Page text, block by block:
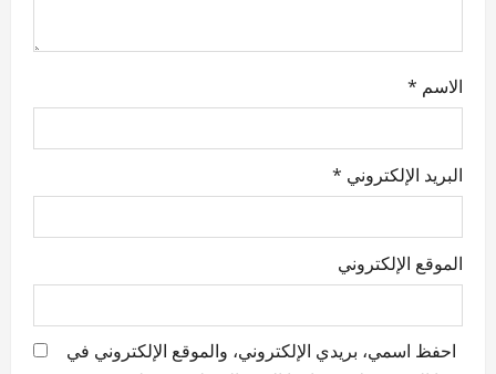
الاسم *
البريد الإلكتروني *
الموقع الإلكتروني
احفظ اسمي، بريدي الإلكتروني، والموقع الإلكتروني في